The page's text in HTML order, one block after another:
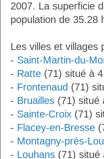
2007. La superficie
population de 35.28
Les villes et villages
- Saint-Martin-du-
- Ratte (71) situé à
- Frontenaud (71)
- Bruailles (71) situé
- Sainte-Croix (71)
- Flacey-en-Bresse
- Montagny-près-
- Louhans (71) situé